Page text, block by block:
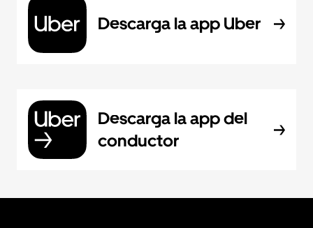
Descarga la app Uber
Descarga la app del
conductor